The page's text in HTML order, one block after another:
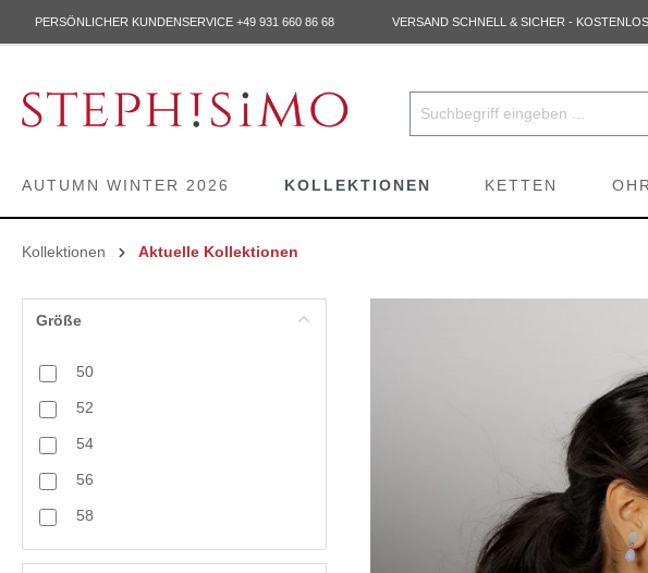
PERSÖNLICHER KUNDENSERVICE +49 931 660 86 68 VERSAND SCHNELL & SICHER -
AUTUMN WINTER 2026 KOLLEKTIONEN KETTEN
Kollektionen Aktuelle Kollektionen
Größe
50
52
54
56
58